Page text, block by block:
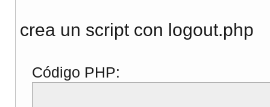
crea un script con logout.php
Código PHP: